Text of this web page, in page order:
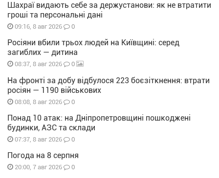
Шахраї видають себе за держустанови: як не втратити
гроші та персональні дані
09:16, 8 авг 2026 0
Росіяни вбили трьох людей на Київщині: серед
загиблих — дитина
08:37, 8 авг 2026 0
На фронті за добу відбулося 223 боєзіткнення: втрати
росіян — 1190 військових
08:08, 8 авг 2026 0
Понад 10 атак: на Дніпропетровщині пошкоджені
будинки, АЗС та склади
07:37, 8 авг 2026 0
Погода на 8 серпня
20:00, 7 авг 2026 0